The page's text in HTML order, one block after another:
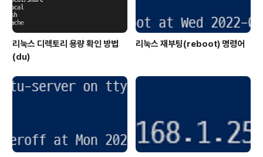
리눅스 디렉토리 용량 확인 방법
(du)
리눅스 재부팅(reboot) 명령어